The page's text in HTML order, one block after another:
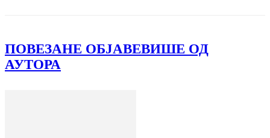
ПОВЕЗАНЕ ОБЈАВЕВИШЕ ОД
АУТОРА